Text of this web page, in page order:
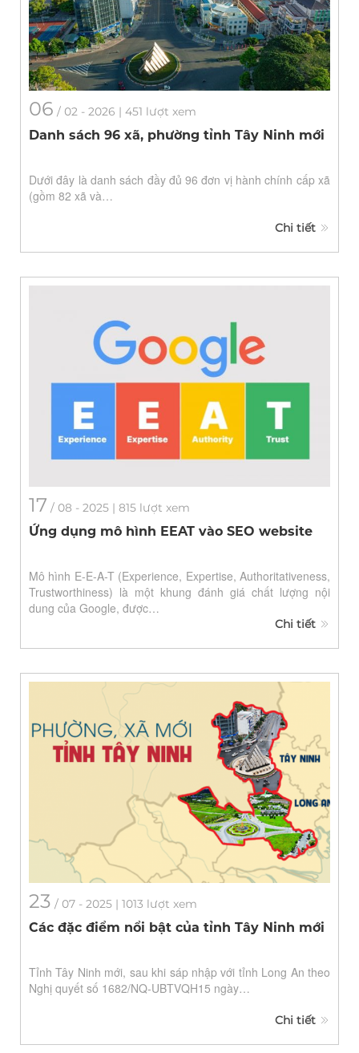
06 / 02 - 2026 | 451 lượt xem
Danh sách 96 xã, phường tỉnh Tây Ninh mới
Dưới đây là danh sách đầy đủ 96 đơn vị hành chính cấp xã
(gồm 82 xã và…
Chi tiết
17 / 08 - 2025 | 815 lượt xem
Ứng dụng mô hình EEAT vào SEO website
Mô hình E-E-A-T (Experience, Expertise, Authoritativeness,
Trustworthiness) là một khung đánh giá chất lượng nội
dung của Google, được…
Chi tiết
23 / 07 - 2025 | 1013 lượt xem
Các đặc điểm nổi bật của tỉnh Tây Ninh mới
Tỉnh Tây Ninh mới, sau khi sáp nhập với tỉnh Long An theo
Nghị quyết số 1682/NQ-UBTVQH15 ngày…
Chi tiết